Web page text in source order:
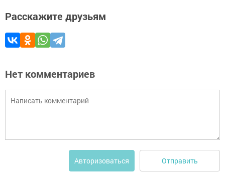
Расскажите друзьям
Нет комментариев
Авторизоваться Отправить